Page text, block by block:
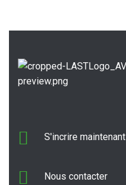
s
p
b
o
k
gr
m
S'incrire maintenant
Nous contacter